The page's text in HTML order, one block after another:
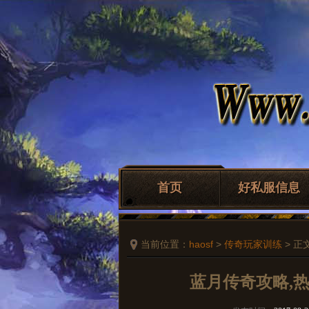
首页 好私服信息
当前位置： haosf > 传奇玩家训练 > 正
蓝月传奇攻略,